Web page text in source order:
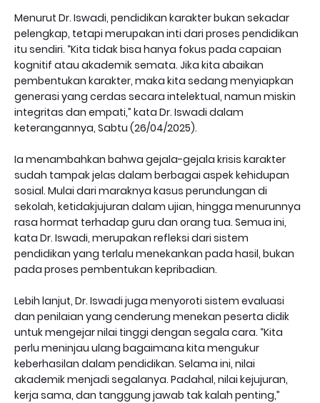
Menurut Dr. Iswadi, pendidikan karakter bukan sekadar
pelengkap, tetapi merupakan inti dari proses pendidikan
itu sendiri. “Kita tidak bisa hanya fokus pada capaian
kognitif atau akademik semata. Jika kita abaikan
pembentukan karakter, maka kita sedang menyiapkan
generasi yang cerdas secara intelektual, namun miskin
integritas dan empati,” kata Dr. Iswadi dalam
keterangannya, Sabtu (26/04/2025).
Ia menambahkan bahwa gejala-gejala krisis karakter
sudah tampak jelas dalam berbagai aspek kehidupan
sosial. Mulai dari maraknya kasus perundungan di
sekolah, ketidakjujuran dalam ujian, hingga menurunnya
rasa hormat terhadap guru dan orang tua. Semua ini,
kata Dr. Iswadi, merupakan refleksi dari sistem
pendidikan yang terlalu menekankan pada hasil, bukan
pada proses pembentukan kepribadian.
Lebih lanjut, Dr. Iswadi juga menyoroti sistem evaluasi
dan penilaian yang cenderung menekan peserta didik
untuk mengejar nilai tinggi dengan segala cara. “Kita
perlu meninjau ulang bagaimana kita mengukur
keberhasilan dalam pendidikan. Selama ini, nilai
akademik menjadi segalanya. Padahal, nilai kejujuran,
kerja sama, dan tanggung jawab tak kalah penting,”